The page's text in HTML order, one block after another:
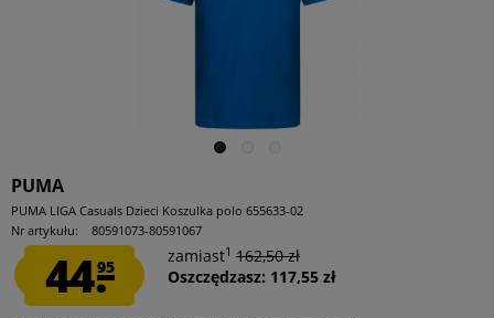
PUMA
PUMA LIGA Casuals Dzieci Koszulka polo 655633-02
Nr artykułu:
80591073-80591067
44.95
zamiast1 162,50 zł
Oszczędzasz: 117,55 zł